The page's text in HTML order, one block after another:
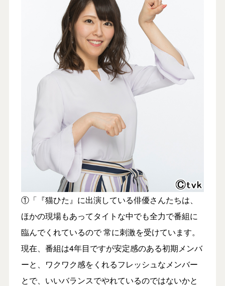
①「『猫ひた』に出演している俳優さんたちは、
ほかの現場もあってタイトな中でも全力で番組に
臨んでくれているので 常に刺激を受けています。
現在、番組は4年目ですが安定感のある初期メンバ
ーと、ワクワク感をくれるフレッシュなメンバー
とで、いいバランスでやれているのではないかと